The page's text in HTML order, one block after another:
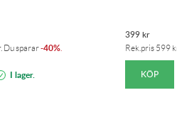
. Du sparar-40%
I lager.
399kr
Rek.pris 599
KÖP